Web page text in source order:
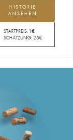
HISTORIE
ANSEHEN
STARTPREIS: 1€
SCHÄTZUNG:25€